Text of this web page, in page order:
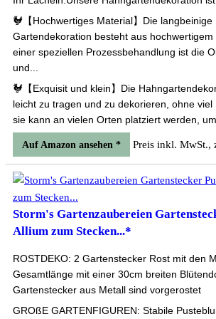
🐓【Hochwertiges Material】Die langbeinige
Gartendekoration besteht aus
einer speziellen Prozessbehandlung ist die
und...
🐓【Exquisit und klein】Die
leicht zu tragen und zu dekorieren, ohne viel
sie kann an vielen Orten platziert werden,
Auf Amazon ansehen * Preis inkl. MwSt.,
Storm's Gartenzaubereien
Allium zum Stecken...*
ROSTDEKO: 2 Gartenstecker Rost mit den
Gesamtlänge mit einer 30cm breiten
Gartenstecker aus Metall sind vorgerostet
GROßE GARTENFIGUREN: Stabile